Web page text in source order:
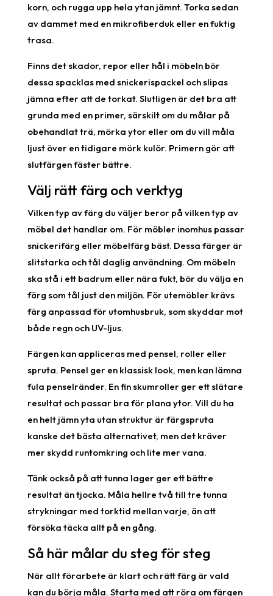
korn, och rugga upp hela ytan jämnt. Torka sedan
av dammet med en mikrofiberduk eller en fuktig
trasa.
Finns det skador, repor eller hål i möbeln bör
dessa spacklas med snickerispackel och slipas
jämna efter att de torkat. Slutligen är det bra att
grunda med en primer, särskilt om du målar på
obehandlat trä, mörka ytor eller om du vill måla
ljust över en tidigare mörk kulör. Primern gör att
slutfärgen fäster bättre.
Välj rätt färg och verktyg
Vilken typ av färg du väljer beror på vilken typ av
möbel det handlar om. För möbler inomhus passar
snickerifärg eller möbelfärg bäst. Dessa färger är
slitstarka och tål daglig användning. Om möbeln
ska stå i ett badrum eller nära fukt, bör du välja en
färg som tål just den miljön. För utemöbler krävs
färg anpassad för utomhusbruk, som skyddar mot
både regn och UV-ljus.
Färgen kan appliceras med pensel, roller eller
spruta. Pensel ger en klassisk look, men kan lämna
fula penselränder. En fin skumroller ger ett slätare
resultat och passar bra för plana ytor. Vill du ha
en helt jämn yta utan struktur är färgspruta
kanske det bästa alternativet, men det kräver
mer skydd runtomkring och lite mer vana.
Tänk också på att tunna lager ger ett bättre
resultat än tjocka. Måla hellre två till tre tunna
strykningar med torktid mellan varje, än att
försöka täcka allt på en gång.
Så här målar du steg för steg
När allt förarbete är klart och rätt färg är vald
kan du börja måla. Starta med att röra om färgen